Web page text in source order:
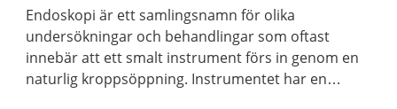
Endoskopi är ett samlingsnamn för olika
undersökningar och behandlingar som oftast
innebär att ett smalt instrument förs in genom en
naturlig kroppsöppning. Instrumentet har en